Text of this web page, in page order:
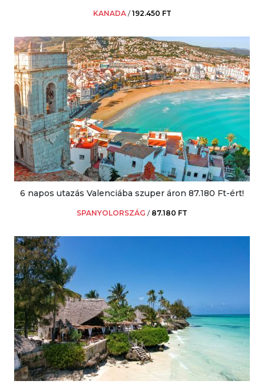
KANADA /192.450 FT
6 napos utazás Valenciába szuper áron 87.180 Ft-ért!
SPANYOLORSZÁG / 87.180 FT